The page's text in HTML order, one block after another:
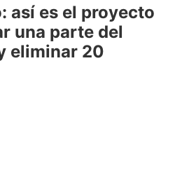
así es el proyecto
una parte del
eliminar 20